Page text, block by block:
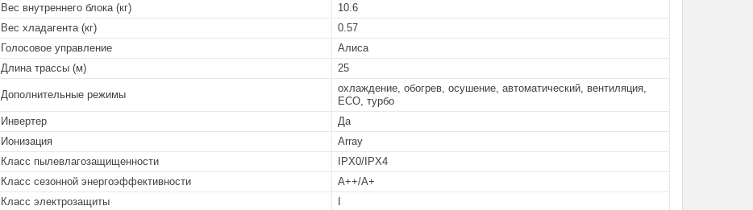
Вес внутреннего блока (кг)
10.6
Вес хладагента (кг)
0.57
Голосовое управление
Алиса
Длина трассы (м)
25
Дополнительные режимы
охлаждение, обогрев, осушение, автоматический, вентиляция,
ECO, турбо
Инвертер
Да
Ионизация
Array
Класс пылевлагозащищенности
IPX0/IPX4
Класс сезонной энергоэффективности
А++/А+
Класс электрозащиты